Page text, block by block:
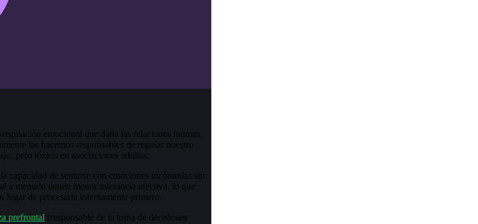
emocional que daña las relaciones íntimas.
las hacemos responsables de regular nuestro
pero tóxico en asociaciones adultas.
de sentarse con emociones incómodas sin
a menudo tienen menor tolerancia afectiva, lo que
de procesarla internamente primero.
prefrontal (responsable de la toma de decisiones